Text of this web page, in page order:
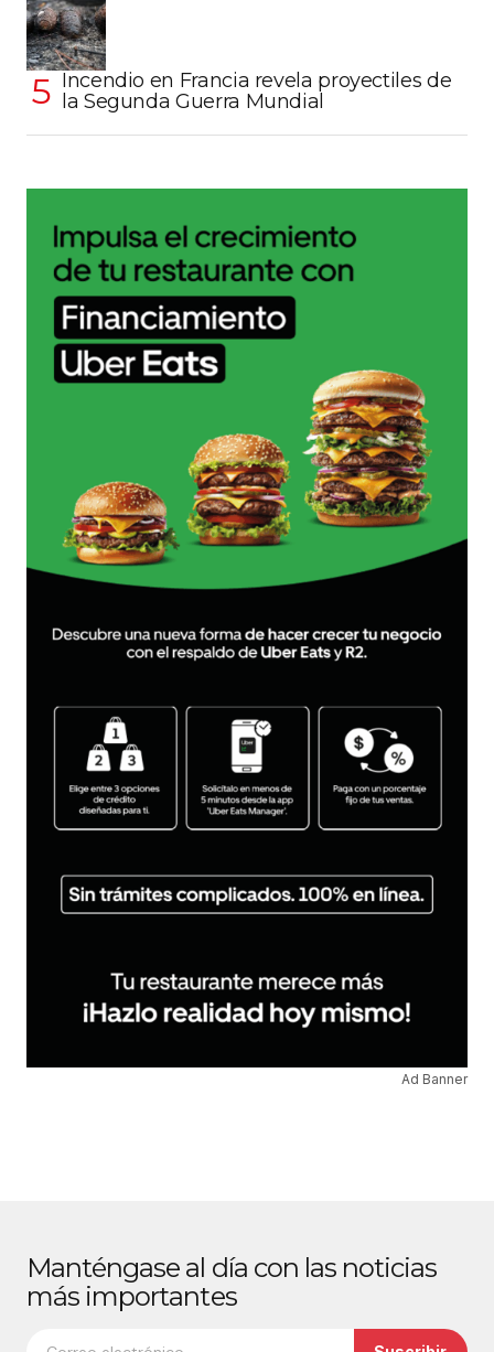
Incendio en Francia revela proyectiles de
la Segunda Guerra Mundial
Ad Banner
Manténgase al día con las noticias
más importantes